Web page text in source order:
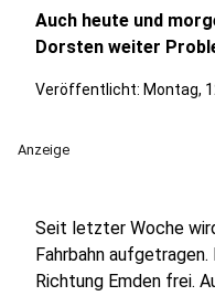
Auch heute und
Dorsten weiter
Veröffentlicht: Montag,
Anzeige
Seit letzter Woche
Fahrbahn
Richtung Emden frei.